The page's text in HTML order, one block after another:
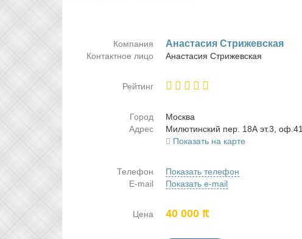
Компания Ана­ста­сия Стри­жев­ская
Контактное лицо Ана­ста­сия Стри­жев­ская
Рейтинг
Город
Москва
Адрес
Ми­лю­тин­ский пер. 18А эт.3, оф.41.
Показать на карте
Телефон
Показать телефон
E-mail
Показать e-mail
Цена 40 000 ₶